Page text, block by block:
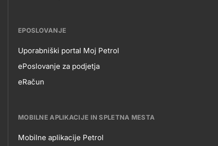
EPOSLOVANJE
EPOSLOVANJE
Uporabniški portal Moj Petrol
ePoslovanje za podjetja
eRačun
MOBILNE APLIKACIJE IN SPLETNA MESTA
Mobilne aplikacije Petrol